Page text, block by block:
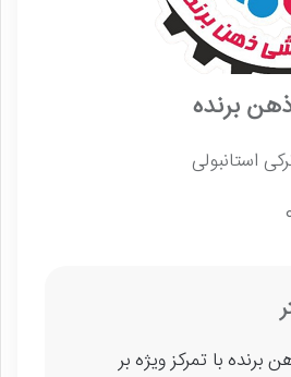
برنده
استانبولی
با تمرکز ویژه بر